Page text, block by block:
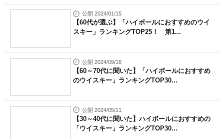
公開 2024/01/15
【60代が選ぶ】「ハイボールにおすすめのウイ
スキー」ランキングTOP25！ 第1...
公開 2024/09/16
【60～70代に聞いた】「ハイボールにおすすめ
のウイスキー」ランキングTOP30...
公開 2024/05/11
【30～40代に聞いた】ハイボールにおすすめの
「ウイスキー」ランキングTOP30...